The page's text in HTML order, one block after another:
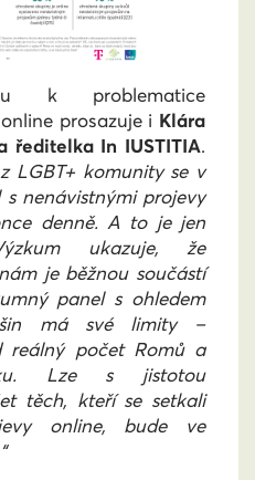
k problematice
prosazuje i Klára
ředitelka In IUSTITIA.
LGBT+ komunity se v
nenávistnými projevy
denně. A to je jen
ukazuje, že
je běžnou součástí
panel s ohledem
má své limity –
reálný počet Romů a
Lze s jistotou
těch, kteří se setkali
online, bude ve